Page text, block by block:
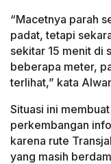
“Macetnya parah
padat, tetapi
sekitar 15 menit di
beberapa meter,
terlihat,” kata
Situasi ini
perkembangan
karena rute
yang masih